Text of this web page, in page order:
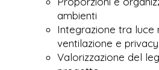
ambienti
Integrazione tra luce
ventilazione e privacy
Valorizzazione del